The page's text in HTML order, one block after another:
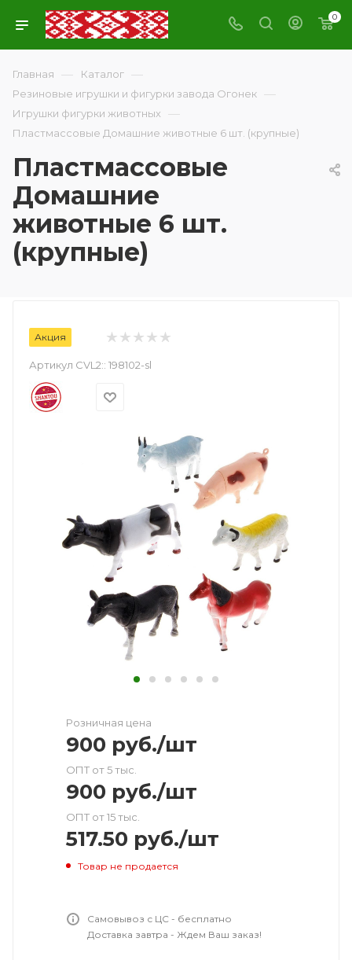
0
Главная — Каталог —
Резиновые игрушки и фигурки завода Огонек —
Игрушки фигурки животных —
Пластмассовые Домашние животные 6 шт. (крупные)
Пластмассовые
Домашние
животные 6 шт.
(крупные)
Акция
Артикул CVL2:: 198102-sl
Розничная цена
900 руб./шт
ОПТ от 5 тыс.
900 руб./шт
ОПТ от 15 тыс.
517.50 руб./шт
Товар не продается
Самовывоз с ЦС - бесплатно
Доставка завтра - Ждем Ваш заказ!